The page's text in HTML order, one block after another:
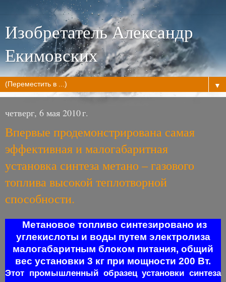
Изобретатель Александр
Екимовских
▼
четверг, 6 мая 2010 г.
Впервые продемонстрирована самая
эффективная и малогабаритная
установка синтеза метано – газового
топлива высокой теплотворной
способности.
Метановое топливо синтезировано из
углекислоты и воды путем электролиза
малогабаритным блоком питания, общий
вес установки 3 кг при мощности 200 Вт.
Этот промышленный образец установки синтеза